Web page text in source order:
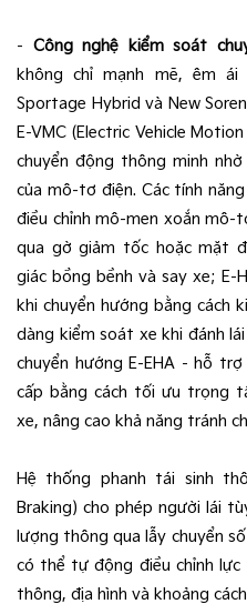
- Công nghệ kiểm soát
không chỉ mạnh mẽ, êm
Sportage Hybrid và New
E-VMC (Electric Vehicle
chuyển động thông minh
của mô-tơ điện. Các tính
điều chỉnh mô-men xoắn mô-
qua gờ giảm tốc hoặc mặt
giác bồng bềnh và say xe;
khi chuyển hướng bằng cách
dàng kiểm soát xe khi đánh
chuyển hướng E-EHA - hỗ
cấp bằng cách tối ưu trọng
xe, nâng cao khả năng tránh
Hệ thống phanh tái sinh
Braking) cho phép người lái
lượng thông qua lẫy chuyển
có thể tự động điều chỉnh
thông, địa hình và khoảng